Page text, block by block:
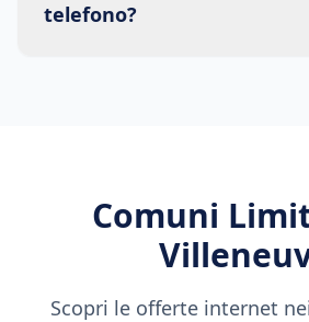
telefono?
Comuni
Scopri le offerte internet